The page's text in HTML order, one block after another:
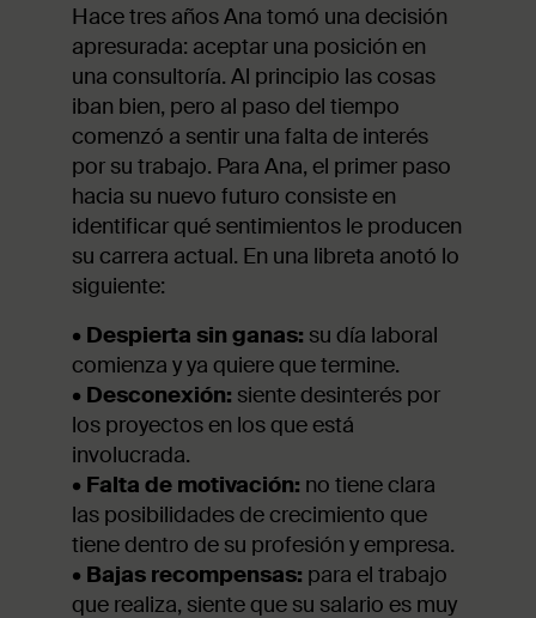
Hace tres años Ana tomó una decisión
apresurada: aceptar una posición en
una consultoría. Al principio las cosas
iban bien, pero al paso del tiempo
comenzó a sentir una falta de interés
por su trabajo. Para Ana, el primer paso
hacia su nuevo futuro consiste en
identificar qué sentimientos le producen
su carrera actual. En una libreta anotó lo
siguiente:
• Despierta sin ganas: su día laboral
comienza y ya quiere que termine.
• Desconexión: siente desinterés por
los proyectos en los que está
involucrada.
• Falta de motivación: no tiene clara
las posibilidades de crecimiento que
tiene dentro de su profesión y empresa.
• Bajas recompensas: para el trabajo
que realiza, siente que su salario es muy